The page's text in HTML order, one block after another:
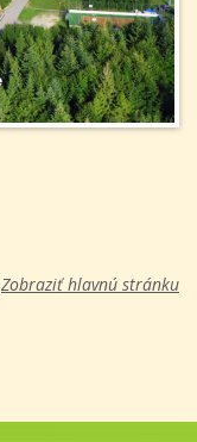
Zobraziť hlavnú stránku